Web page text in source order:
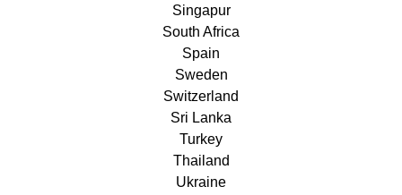
Singapur
South Africa
Spain
Sweden
Switzerland
Sri Lanka
Turkey
Thailand
Ukraine